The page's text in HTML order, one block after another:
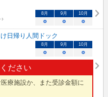
ト
8 月 9 月 10月
○ ○ ○
日帰り人間ドック
ださい
療施設か、また受診金額に
8 月 9 月 10月
○ ○ ○